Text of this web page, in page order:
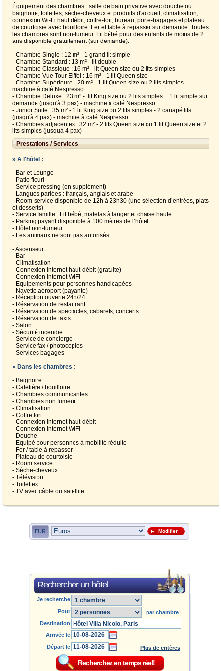
Équipement des chambres : salle de bain privative avec douche ou
baignoire, toilettes, sèche-cheveux et produits d'accueil, climatisation,
connexion Wi-Fi haut débit, coffre-fort, bureau, porte-bagages et plateau
de courtoisie avec bouilloire. Fer et table à repasser sur demande. Toutes
les chambres sont non-fumeur. Lit bébé pour des enfants de moins de 2
ans disponible gratuitement (sur demande).
- Chambre Single : 12 m² - 1 grand lit simple
- Chambre Standard : 13 m² - lit double
- Chambre Classique : 16 m² - lit Queen size ou 2 lits simples
- Chambre Vue Tour Eiffel : 16 m² - 1 lit Queen size
- Chambre Supérieure - 20 m² - 1 lit Queen size ou 2 lits simples -
machine à café Nespresso
- Chambre Deluxe : 23 m² - lit King size ou 2 lits simples + 1 lit simple sur
demande (jusqu'à 3 pax) - machine à café Nespresso
- Junior Suite : 35 m² - 1 lit King size ou 2 lits simples - 2 canapé lits
(jusqu'à 4 pax) - machine à café Nespresso
- Chambres adjacentes : 32 m² - 2 lits Queen size ou 1 lit Queen size et 2
lits simples (jusquà 4 pax)
Prestations / Services
» A l'hôtel :
- Bar et Lounge
- Patio fleuri
- Service pressing (en supplément)
- Langues parlées : français, anglais et arabe
- Room-service disponible de 12h à 23h30 (une sélection d’entrées, plats
et desserts)
- Service famille : Lit bébé, matelas à langer et chaise haute
- Parking payant disponible à 100 mètres de l’hôtel
- Hôtel non-fumeur
- Les animaux ne sont pas autorisés
- Ascenseur
- Bar
- Climatisation
- Connexion Internet haut-débit (gratuite)
- Connexion Internet WIFI
- Equipements pour personnes handicapées
- Navette aéroport (payante)
- Réception ouverte 24h/24
- Réservation de restaurant
- Réservation de spectacles, cabarets, concerts
- Réservation de taxis
- Salon
- Sécurité incendie
- Service de concierge
- Service fax / photocopies
- Services bagages
» Dans les chambres :
- Baignoire
- Cafetière / bouilloire
- Chambres communicantes
- Chambres non fumeur
- Climatisation
- Coffre fort
- Connexion Internet haut-débit
- Connexion Internet WIFI
- Douche
- Equipé pour personnes à mobilité réduite
- Fer / table à repasser
- Plateau de courtoisie
- Room service
- Sèche-cheveux
- Télévision
- Toilettes
- TV avec câble ou satellite
EUR Modifier
Rechercher un hôtel
Je recherche
Pour
par chambre
Destination
Arrivée le
Départ le
Plus de critères